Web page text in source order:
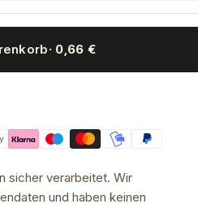
· 0,66 €
sicher verarbeitet. Wir
und haben keinen